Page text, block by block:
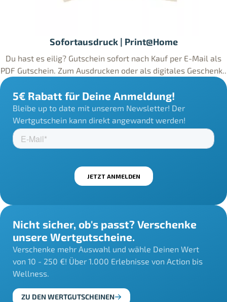
Sofortausdruck | Print@Home
Du hast es eilig? Gutschein sofort nach Kauf per E-Mail als
PDF Gutschein. Zum Ausdrucken oder als digitales Geschenk..
5€ Rabatt für Deine Anmeldung!
Bleibe up to date mit unserem Newsletter! Der
Wertgutschein kann direkt angewandt werden!
Nicht sicher, ob's passt? Verschenke
unsere Wertgutscheine.
Verschenke mehr Auswahl und wähle Deinen Wert
von 10 - 250 €! Über 1.000 Erlebnisse von Action bis
Wellness.
ZU DEN WERTGUTSCHEINEN